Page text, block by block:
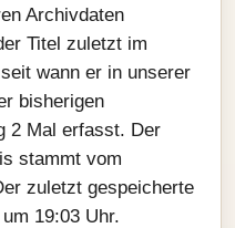
Archivdaten
Titel zuletzt im
wann er in unserer
bisherigen
2 Mal erfasst. Der
stammt vom
zuletzt gespeicherte
19:03 Uhr.